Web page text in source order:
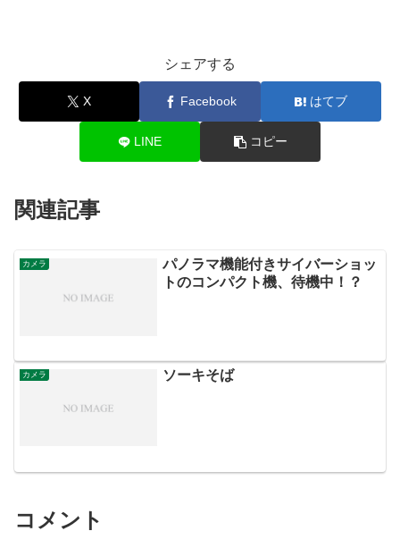
シェアする
X Facebook はてブ
LINE コピー
関連記事
カメラ
パノラマ機能付きサイバーショッ
トのコンパクト機、待機中！？
カメラ ソーキそば
コメント